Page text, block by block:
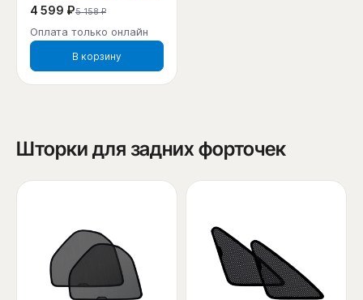
4 599 ₽5 158 ₽
Оплата только онлайн
В корзину
Шторки для задних форточек